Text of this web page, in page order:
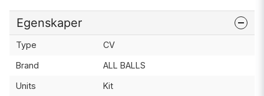
Egenskaper
Type CV
Brand ALL BALLS
Units Kit